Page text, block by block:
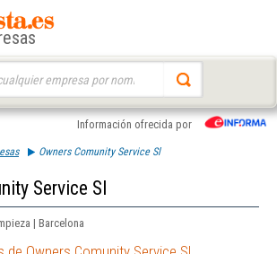
Información ofrecida por
Owners Comunity Service Sl
Service Sl
| Barcelona